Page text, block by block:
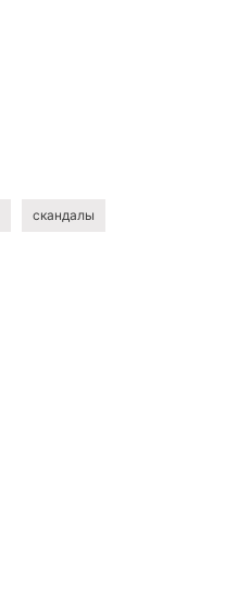
скандалы